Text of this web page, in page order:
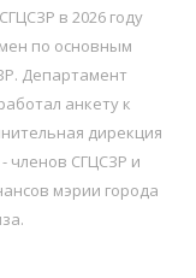
в 2026 году
по основным
Департамент
анкету к
дирекция
членов СГЦСЗР и
мэрии города